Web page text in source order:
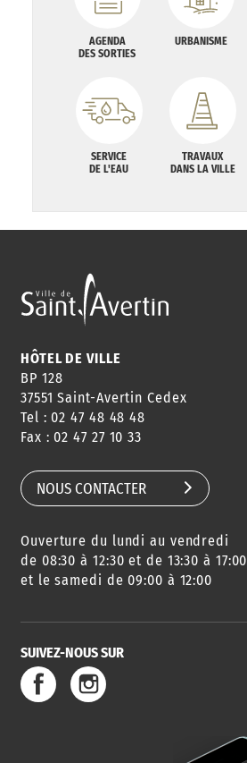
AGENDA
DES SORTIES
URBANISME
SERVICE
DE L'EAU
TRAVAUX
DANS LA VILLE
HÔTEL DE VILLE
BP 128
37551 Saint-Avertin Cedex
Tel : 02 47 48 48 48
Fax : 02 47 27 10 33
NOUS CONTACTER
Ouverture du lundi au vendredi
de 08:30 à 12:30 et de 13:30 à 17:00
et le samedi de 09:00 à 12:00
SUIVEZ-NOUS SUR